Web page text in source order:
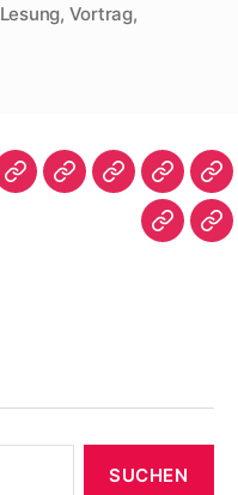
Lesung, Vortrag,
Startseite
WarumBibliografie
Vita
|